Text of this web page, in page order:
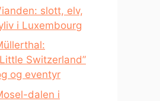
slott, elv,
i Luxembourg
Switzerland”
og eventyr
dalen i